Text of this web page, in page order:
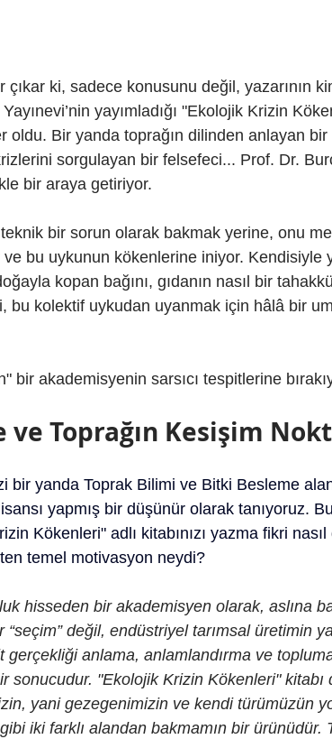
çıkar ki, sadece konusunu değil, yazarının
yayımladığı "Ekolojik Krizin
oldu. Bir yanda toprağın dilinden anlayan
sorgulayan bir felsefeci... Prof. Dr.
bir araya getiriyor.
bir sorun olarak bakmak yerine, onu
bu uykunun kökenlerine iniyor. Kendisiyle
kopan bağını, gıdanın nasıl bir
kolektif uykudan uyanmak için hâlâ bir
bir akademisyenin sarsıcı tespitlerine
Toprağın Kesişim
bir yanda Toprak Bilimi ve Bitki Besleme
yapmış bir düşünür olarak tanıyoruz.
Kökenleri" adlı kitabınızı yazma fikri
temel motivasyon neydi?
hisseden bir akademisyen olarak, aslına
değil, endüstriyel tarımsal üretimin
anlama, anlamlandırma ve
sonucudur. "Ekolojik Krizin Kökenleri" kitabı
yani gezegenimizin ve kendi türümüzün
iki farklı alandan bakmamın bir ürünüdür.